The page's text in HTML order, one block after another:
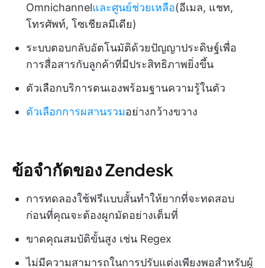
Omnichannelและศูนย์ช่วยเหลือ(อีเมล, แชท,
โทรศัพท์, โซเชียลมีเดีย)
ระบบตอบกลับอัตโนมัติด้วยปัญญาประดิษฐ์เพื่อ
การสื่อสารกับลูกค้าที่มีประสิทธิภาพยิ่งขึ้น
ตัวเลือกบริการตนเองพร้อมฐานความรู้ในตัว
ตัวเลือกการผสานรวมอย่างกว้างขวาง
ข้อจำกัดของ Zendesk
การทดลองใช้ฟรีแบบสั้นทำให้ยากที่จะทดสอบ
ก่อนที่คุณจะต้องผูกมัดอย่างเต็มที่
ขาดคุณสมบัติขั้นสูง เช่น Regex
ไม่มีความสามารถในการปรับแต่งเพียงพอสำหรับผู้